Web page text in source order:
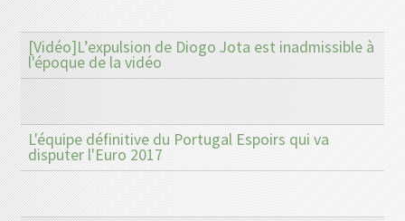
[Vidéo]L’expulsion de Diogo Jota est inadmissible à
l'époque de la vidéo
L'équipe définitive du Portugal Espoirs qui va
disputer l'Euro 2017